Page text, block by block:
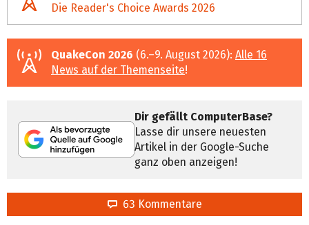
Die Reader's Choice Awards 2026
QuakeCon 2026 (6.–9. August 2026): Alle 16
News auf der Themenseite!
Dir gefällt ComputerBase?
Lasse dir unsere neuesten
Artikel in der Google-Suche
ganz oben anzeigen!
63 Kommentare